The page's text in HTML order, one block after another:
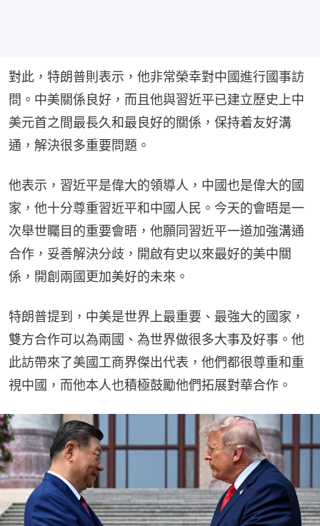
對此，特朗普則表示，他非常榮幸對中國進行國事訪
問。中美關係良好，而且他與習近平已建立歷史上中
美元首之間最長久和最良好的關係，保持着友好溝
通，解決很多重要問題。
他表示，習近平是偉大的領導人，中國也是偉大的國
家，他十分尊重習近平和中國人民。今天的會晤是一
次舉世矚目的重要會晤，他願同習近平一道加強溝通
合作，妥善解決分歧，開啟有史以來最好的美中關
係，開創兩國更加美好的未來。
特朗普提到，中美是世界上最重要、最強大的國家，
雙方合作可以為兩國、為世界做很多大事及好事。他
此訪帶來了美國工商界傑出代表，他們都很尊重和重
視中國，而他本人也積極鼓勵他們拓展對華合作。